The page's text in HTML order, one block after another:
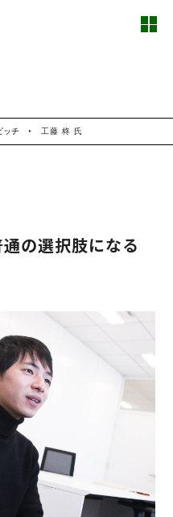
ッチ 工藤 柊 氏
の選択肢になる